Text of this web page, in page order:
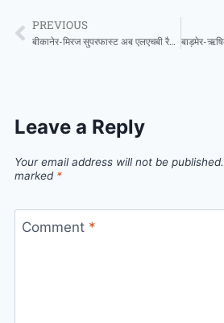
PREVIOUS
बीकानेर-मिरज सुपरफास्ट अब एलएचबी रैक से चलेगी
Leave a Reply
Your email address will not be published.
marked *
Comment *